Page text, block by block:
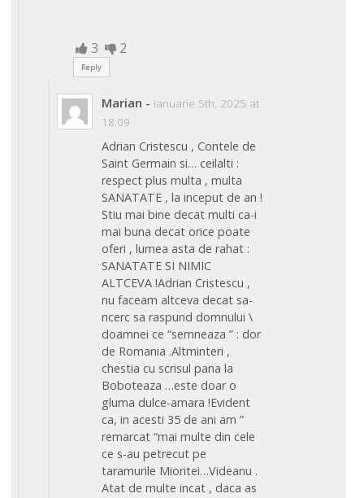
3 2
Reply
Marian - ianuarie 5th, 2025 at
18:09
Adrian Cristescu , Contele de
Saint Germain si… ceilalti :
respect plus multa , multa
SANATATE , la inceput de an !
Stiu mai bine decat multi ca-i
mai buna decat orice poate
oferi , lumea asta de rahat :
SANATATE SI NIMIC
ALTCEVA !Adrian Cristescu ,
nu faceam altceva decat sa-
ncerc sa raspund domnului \
doamnei ce “semneaza ” : dor
de Romania .Altminteri ,
chestia cu scrisul pana la
Boboteaza …este doar o
gluma dulce-amara !Evident
ca, in acesti 35 de ani am ”
remarcat “mai multe din cele
ce s-au petrecut pe
taramurile Mioritei…Videanu .
Atat de multe incat , daca as